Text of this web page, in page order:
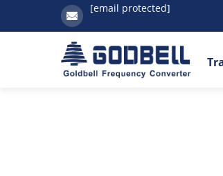
[email protected]